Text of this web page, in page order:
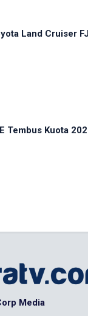
Land Cruiser
Tembus Kuota
Media